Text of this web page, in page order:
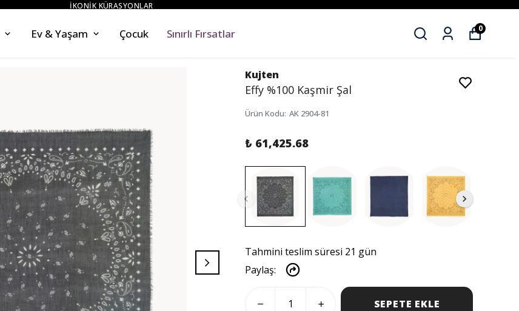
İKONİK KÜRASYONLAR
Ev & Yaşam Çocuk Sınırlı Fırsatlar 0
Kujten
Effy %100 Kaşmir Şal
Ürün Kodu: AK 2904-81
₺ 61,425.68
Tahmini teslim süresi 21 gün
Paylaş:
SEPETE EKLE